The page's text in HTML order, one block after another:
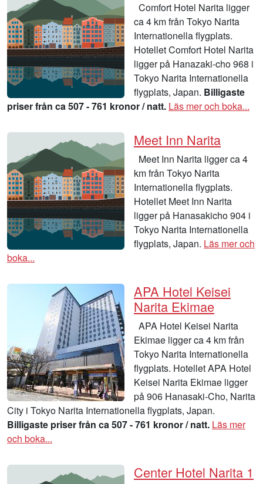
Comfort Hotel Narita ligger
ca 4 km från Tokyo Narita
Internationella flygplats.
Hotellet Comfort Hotel Narita
ligger på Hanazaki-cho 968 i
Tokyo Narita Internationella
flygplats, Japan. Billigaste
priser från ca 507 - 761 kronor / natt. Läs mer och boka...
Meet Inn Narita
Meet Inn Narita ligger ca 4
km från Tokyo Narita
Internationella flygplats.
Hotellet Meet Inn Narita
ligger på Hanasakicho 904 i
Tokyo Narita Internationella
flygplats, Japan. Läs mer och
boka...
APA Hotel Keisei
Narita Ekimae
APA Hotel Keisei Narita
Ekimae ligger ca 4 km från
Tokyo Narita Internationella
flygplats. Hotellet APA Hotel
Keisei Narita Ekimae ligger
på 906 Hanasaki-Cho, Narita
City i Tokyo Narita Internationella flygplats, Japan.
Billigaste priser från ca 507 - 761 kronor / natt. Läs mer
och boka...
Center Hotel Narita 1